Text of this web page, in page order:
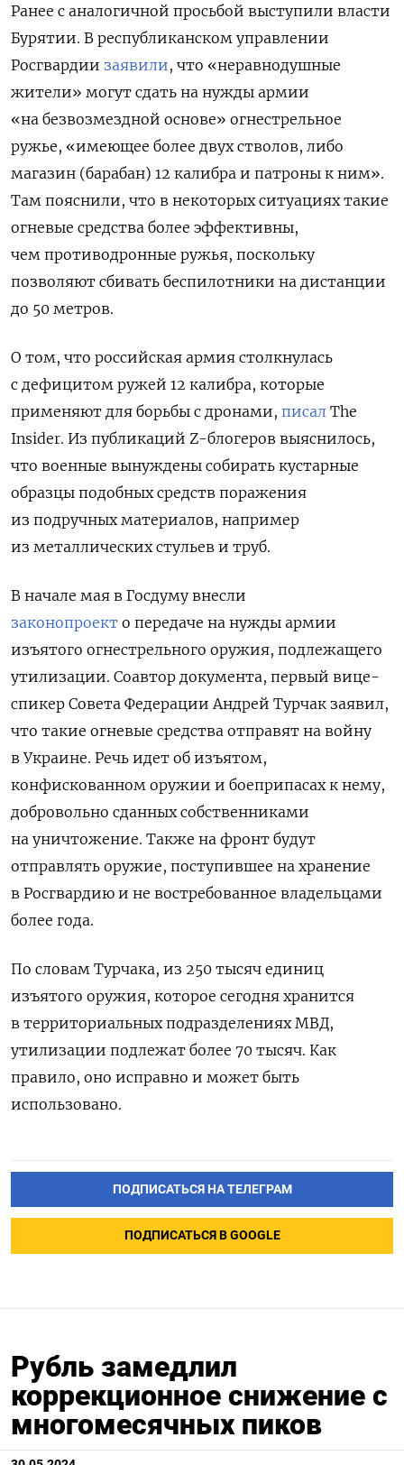
Ранее с аналогичной просьбой выступили власти
Бурятии. В республиканском управлении
Росгвардии заявили, что «неравнодушные
жители» могут сдать на нужды армии
«на безвозмездной основе» огнестрельное
ружье, «имеющее более двух стволов, либо
магазин (барабан) 12 калибра и патроны к ним».
Там пояснили, что в некоторых ситуациях такие
огневые средства более эффективны,
чем противодронные ружья, поскольку
позволяют сбивать беспилотники на дистанции
до 50 метров.
О том, что российская армия столкнулась
с дефицитом ружей 12 калибра, которые
применяют для борьбы с дронами, писал The
Insider. Из публикаций Z-блогеров выяснилось,
что военные вынуждены собирать кустарные
образцы подобных средств поражения
из подручных материалов, например
из металлических стульев и труб.
В начале мая в Госдуму внесли
законопроект о передаче на нужды армии
изъятого огнестрельного оружия, подлежащего
утилизации. Соавтор документа, первый вице-
спикер Совета Федерации Андрей Турчак заявил,
что такие огневые средства отправят на войну
в Украине. Речь идет об изъятом,
конфискованном оружии и боеприпасах к нему,
добровольно сданных собственниками
на уничтожение. Также на фронт будут
отправлять оружие, поступившее на хранение
в Росгвардию и не востребованное владельцами
более года.
По словам Турчака, из 250 тысяч единиц
изъятого оружия, которое сегодня хранится
в территориальных подразделениях МВД,
утилизации подлежат более 70 тысяч. Как
правило, оно исправно и может быть
использовано.
ПОДПИСАТЬСЯ НА ТЕЛЕГРАМ
ПОДПИСАТЬСЯ В GOOGLE
Рубль замедлил
коррекционное снижение с
многомесячных пиков